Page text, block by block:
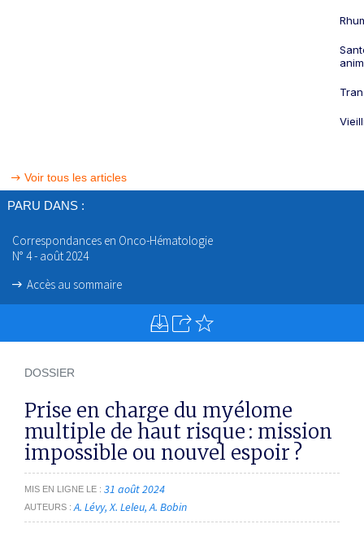
Voir tous les articles
PARU DANS :
Correspondances en Onco-Hématologie
N° 4 - août 2024
Accès au sommaire
DOSSIER
Prise en charge du myélome
multiple de haut risque : mission
impossible ou nouvel espoir ?
MIS EN LIGNE LE 31 août 2024
AUTEURS A. Lévy X. Leleu A. Bobin